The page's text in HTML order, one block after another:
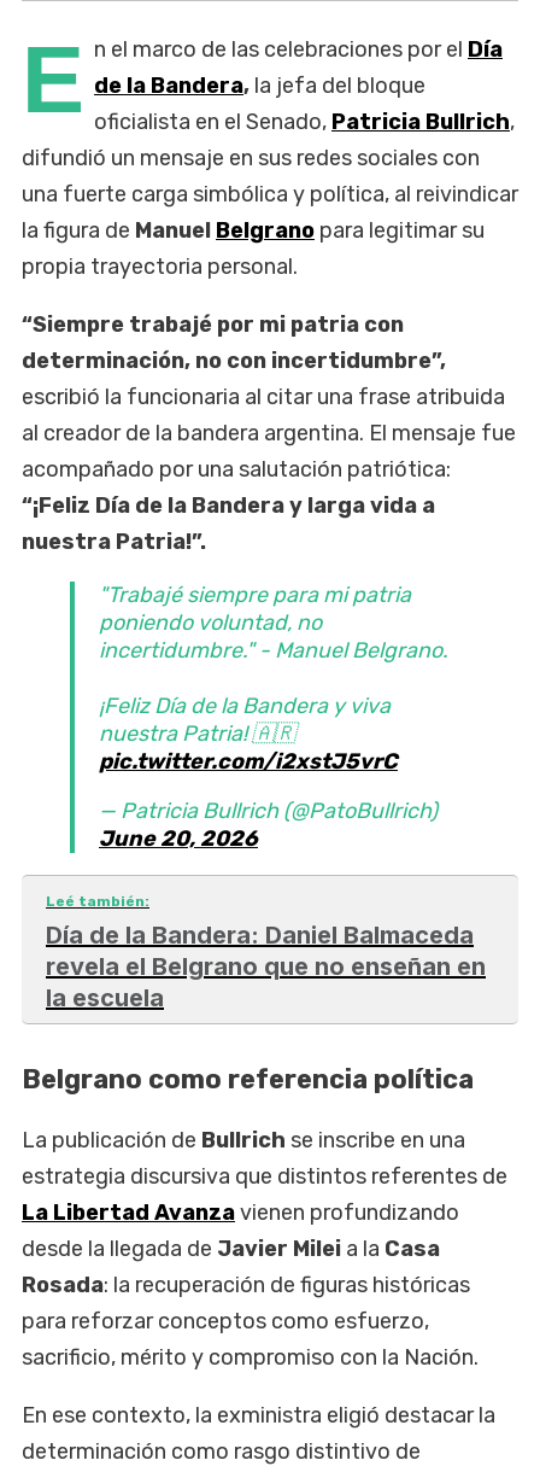
E n el marco de las celebraciones por el Día
de la Bandera, la jefa del bloque
oficialista en el Senado, Patricia Bullrich,
difundió un mensaje en sus redes sociales con
una fuerte carga simbólica y política, al reivindicar
la figura de Manuel Belgrano para legitimar su
propia trayectoria personal.
“Siempre trabajé por mi patria con
determinación, no con incertidumbre”,
escribió la funcionaria al citar una frase atribuida
al creador de la bandera argentina. El mensaje fue
acompañado por una salutación patriótica:
“¡Feliz Día de la Bandera y larga vida a
nuestra Patria!”.
"Trabajé siempre para mi patria
poniendo voluntad, no
incertidumbre." - Manuel Belgrano.
¡Feliz Día de la Bandera y viva
nuestra Patria! 🇦🇷
pic.twitter.com/i2xstJ5vrC
— Patricia Bullrich (@PatoBullrich)
June 20, 2026
Leé también:
Día de la Bandera: Daniel Balmaceda
revela el Belgrano que no enseñan en
la escuela
Belgrano como referencia política
La publicación de Bullrich se inscribe en una
estrategia discursiva que distintos referentes de
La Libertad Avanzavienen profundizando
desde la llegada de Javier Milei a la Casa
Rosada: la recuperación de figuras históricas
para reforzar conceptos como esfuerzo,
sacrificio, mérito y compromiso con la Nación.
En ese contexto, la exministra eligió destacar la
determinación como rasgo distintivo de